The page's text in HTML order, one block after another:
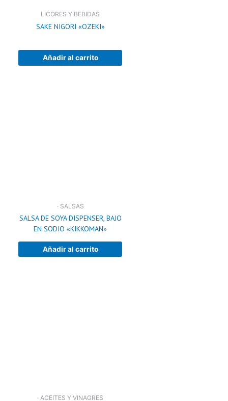
LICORES Y BEBIDAS
SAKE NIGORI «OZEKI»
Añadir al carrito
· SALSAS
SALSA DE SOYA DISPENSER, BAJO
EN SODIO «KIKKOMAN»
Añadir al carrito
· ACEITES Y VINAGRES